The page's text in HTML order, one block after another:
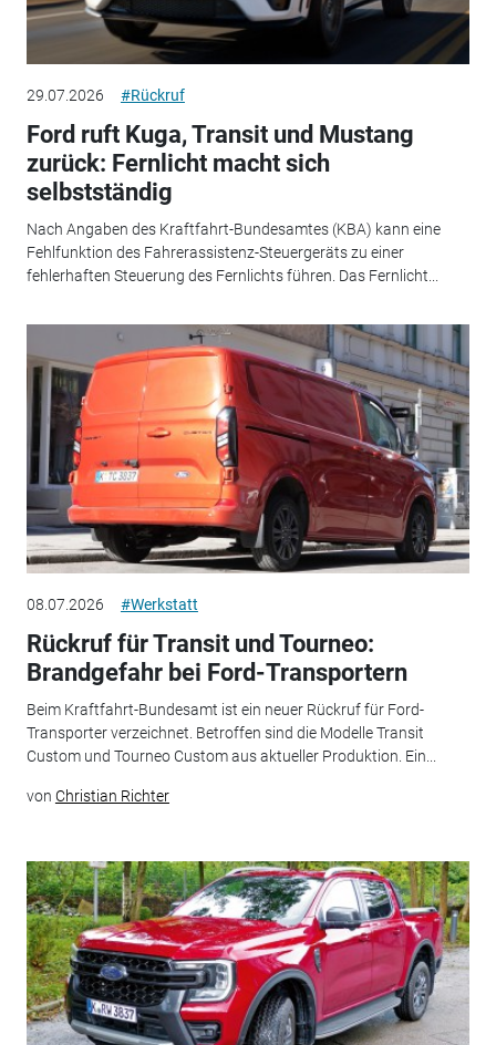
29.07.2026 #Rückruf
Ford ruft Kuga, Transit und Mustang
zurück: Fernlicht macht sich
selbstständig
Nach Angaben des Kraftfahrt-Bundesamtes (KBA) kann eine
Fehlfunktion des Fahrerassistenz-Steuergeräts zu einer
fehlerhaften Steuerung des Fernlichts führen. Das Fernlicht...
08.07.2026 #Werkstatt
Rückruf für Transit und Tourneo:
Brandgefahr bei Ford-Transportern
Beim Kraftfahrt-Bundesamt ist ein neuer Rückruf für Ford-
Transporter verzeichnet. Betroffen sind die Modelle Transit
Custom und Tourneo Custom aus aktueller Produktion. Ein...
von Christian Richter